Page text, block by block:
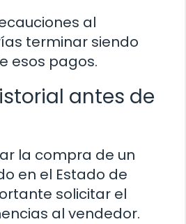
al
terminar siendo
esos pagos.
antes de
la compra de un
en el Estado de
solicitar el
al vendedor.